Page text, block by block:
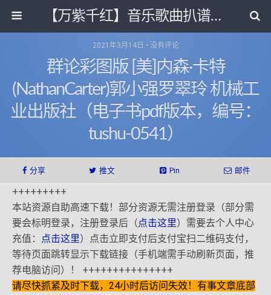
【万紫千红】音乐歌曲扒谱打带和电子书影视剧资源网
2021年3月14日 • 没有评论
群论彩图版 [美]内森·卡特
(NathanCarter)郭小强罗翠玲 机械工
业出版社（电子书pdf版本，编号：
tushu-0541）
分享 推文 Pin 邮件
+++++++++
本站资源自助高速下载！部分资源无需注册登录（部分需
要会标明登录，注册登录后（点击这里）需要去个人中心
充值：
点击这里）点击立即支付后支付宝扫二维码支付，
等待页面跳转显示下载链接（手机端需手动刷新页面，推
荐电脑访问）！ +++++++++++++++
请尽快抓紧及时下载，24小时后访问失效！有事文章底部